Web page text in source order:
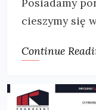
Posiadamy
cieszymy się
Continue